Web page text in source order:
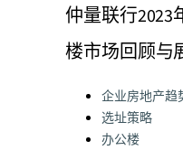
仲量联行2023
楼市场回顾与
Categories:
企业房地产趋
选址策略
办公楼